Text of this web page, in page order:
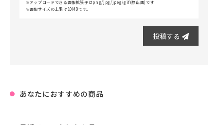
アップロードできる画像拡張子はpng/jpg/jpeg/gif(静止画)です
画像サイズの上限は10MBです。
投稿する
あなたにおすすめの商品